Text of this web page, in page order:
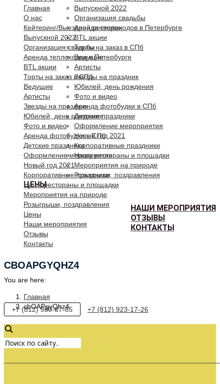
Выпускной 2022
Организация свадьбы
Аренда теплоходов в Петербурге
BTL акции
Торты на заказ в СПб
Ведущие
Артисты
Звезды на праздник
Юбилей, день рождения
Фото и видео
Аренда фотобудки в СПб
Детские праздники
Оформление мероприятия
Новый год 2021
Корпоративные праздники
Наши рестораны и площадки
Мероприятия на природе
Розыгрыши, поздравления
ЦЕНЫ
НАШИ МЕРОПРИЯТИЯ
ОТЗЫВЫ
КОНТАКТЫ
Главная
О нас
Кейтеринг/Выездной ресторан
Выпускной 2022
Организация свадьбы
Аренда теплоходов в Петербурге
BTL акции
Торты на заказ в СПб
Ведущие
Артисты
Звезды на праздник
Юбилей, день рождения
Фото и видео
Аренда фотобудки в СПб
Детские праздники
Оформление мероприятия
Новый год 2021
Корпоративные праздники
Наши рестораны и площадки
Мероприятия на природе
Розыгрыши, поздравления
Цены
Наши мероприятия
Отзывы
Контакты
CBOAPGYQHZ4
You are here:
Главная
cbOAPgyQhz4
+7 (812) 980-87-85 +7 (812) 923-17-26